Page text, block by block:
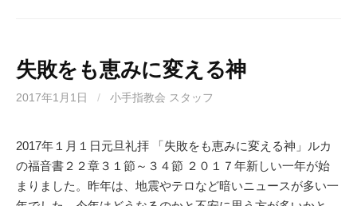
失敗をも恵みに変える神
2017年1月1日 / 小手指教会 スタッフ
2017年１月１日元旦礼拝 「失敗をも恵みに変える神」ルカ
の福音書２２章３１節～３４節 ２０１７年新しい一年が始
まりました。昨年は、地震やテロなど暗いニュースが多い一